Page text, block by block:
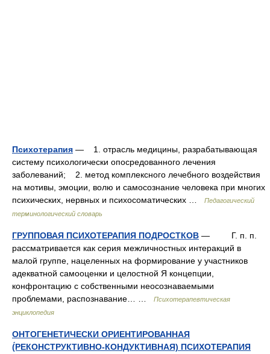
Психотерапия — 1. отрасль медицины, разрабатывающая
систему психологически опосредованного лечения
заболеваний; 2. метод комплексного лечебного воздействия
на мотивы, эмоции, волю и самосознание человека при многих
психических, нервных и психосоматических …
Педагогический
терминологический словарь
ГРУППОВАЯ ПСИХОТЕРАПИЯ ПОДРОСТКОВ — Г. п. п.
рассматривается как серия межличностных интеракций в
малой группе, нацеленных на формирование у участников
адекватной самооценки и целостной Я концепции,
конфронтацию с собственными неосознаваемыми
проблемами, распознавание… …
Психотерапевтическая
энциклопедия
ОНТОГЕНЕТИЧЕСКИ ОРИЕНТИРОВАННАЯ
(́РЕКОНСТРУКТИВНО-КОНДУКТИВНАЯ) ПСИХОТЕРАПИЯ